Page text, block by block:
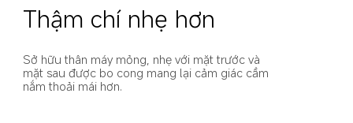
Thậm chí nhẹ hơn
Sở hữu thân máy mỏng, nhẹ với mặt trước và
mặt sau được bo cong mang lại cảm giác cầm
nắm thoải mái hơn.